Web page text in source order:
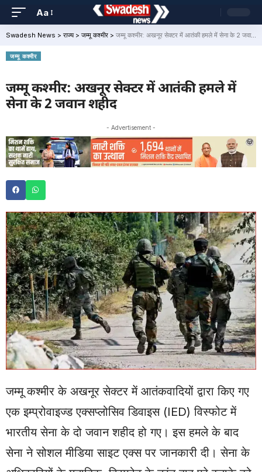
Aa
Swadesh News > राज्य> जम्मू कश्मीर > जम्मू कश्मीर: अखनूर सेक्टर में आतंकी हमले में सेना के 2 जवान शहीद
जम्मू कश्मीर
जम्मू कश्मीर: अखनूर सेक्टर में आतंकी हमले में
सेना के 2 जवान शहीद
- Advertisement -
जम्मू कश्मीर के अखनूर सेक्टर में आतंकवादियों द्वारा किए गए
एक इम्प्रोवाइज्ड एक्सप्लोसिव डिवाइस (IED) विस्फोट में
भारतीय सेना के दो जवान शहीद हो गए। इस हमले के बाद
सेना ने सोशल मीडिया साइट एक्स पर जानकारी दी। सेना के